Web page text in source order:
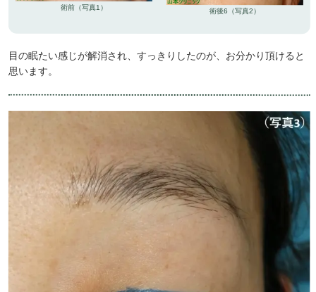
術前（写真1） 術後6（写真2）
目の眠たい感じが解消され、すっきりしたのが、お分かり頂けると
思います。